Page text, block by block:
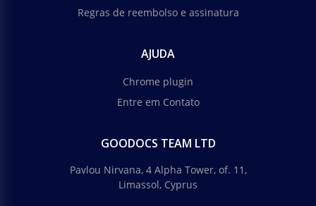
Regras de reembolso e assinatura
AJUDA
Chrome plugin
Entre em Contato
GOODOCS TEAM LTD
Pavlou Nirvana, 4 Alpha Tower, of. 11,
Limassol, Cyprus